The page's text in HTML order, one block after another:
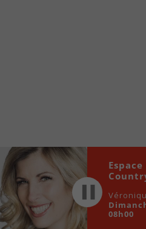
locale vous sont
Audio
Player
00:00
08h00